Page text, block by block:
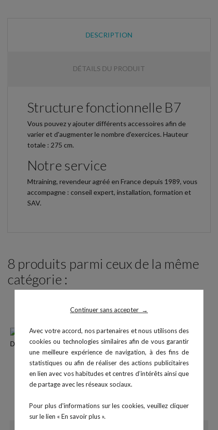
Continuer sans accepter →
Avec votre accord, nos partenaires et nous utilisons des
cookies ou technologies similaires afin de vous garantir
une meilleure expérience de navigation, à des fins de
statistiques ou afin de réaliser des actions publicitaires
en lien avec vos habitudes et centres d’intérêts ainsi que
de partage avec les réseaux sociaux.
Pour plus d'informations sur les cookies, veuillez cliquer
sur le lien « En savoir plus ».
DESCRIPTION
DÉTAILS DU PRODUIT
Structure fonctionnelle B7
Vous pouvez y ajouter différents accessoires afin de
varier et d'augmenter le nombre d'exercices. Hauteur
totale : 275 cm.
Notre service
Mtraining, revendeur agréé en France depuis 1989, vous
accompagne : conseil expert, installation, formation et
SAV.
8 produits parmi ceux de la même
catégorie :
Prix
199,00 € Prix
1 509,00 €